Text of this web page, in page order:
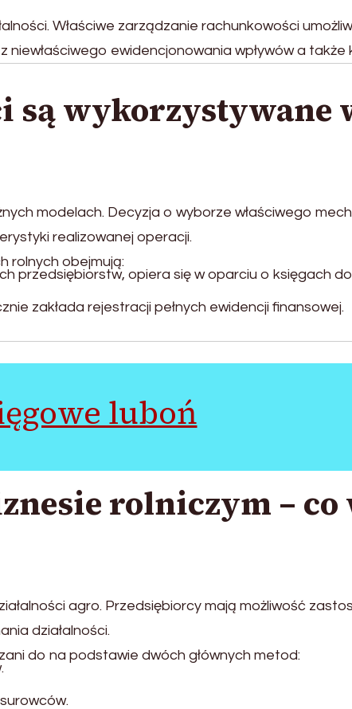
Właściwe zarządzanie rachunkowości
ewidencjonowania wpływów a także
są wykorzystywane
modelach. Decyzja o wyborze właściwego
realizowanej operacji.
rolnych obejmują:
przedsiębiorstw, opiera się w oparciu o księgach
zakłada rejestracji pełnych ewidencji finansowej.
luboń
rolniczym – co
agro. Przedsiębiorcy mają możliwość
działalności.
do na podstawie dwóch głównych metod: